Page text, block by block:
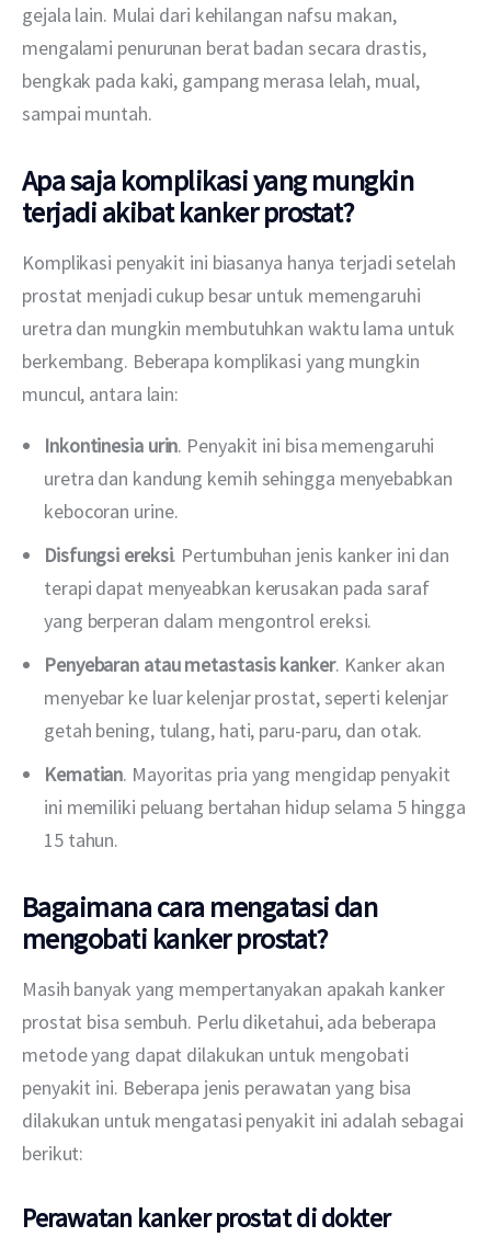
gejala lain. Mulai dari kehilangan nafsu makan,
mengalami penurunan berat badan secara drastis,
bengkak pada kaki, gampang merasa lelah, mual,
sampai muntah.
Apa saja komplikasi yang mungkin
terjadi akibat kanker prostat?
Komplikasi penyakit ini biasanya hanya terjadi setelah
prostat menjadi cukup besar untuk memengaruhi
uretra dan mungkin membutuhkan waktu lama untuk
berkembang. Beberapa komplikasi yang mungkin
muncul, antara lain:
Inkontinesia urin. Penyakit ini bisa memengaruhi
uretra dan kandung kemih sehingga menyebabkan
kebocoran urine.
Disfungsi ereksi. Pertumbuhan jenis kanker ini dan
terapi dapat menyeabkan kerusakan pada saraf
yang berperan dalam mengontrol ereksi.
Penyebaran atau metastasis kanker. Kanker akan
menyebar ke luar kelenjar prostat, seperti kelenjar
getah bening, tulang, hati, paru-paru, dan otak.
Kematian. Mayoritas pria yang mengidap penyakit
ini memiliki peluang bertahan hidup selama 5 hingga
15 tahun.
Bagaimana cara mengatasi dan
mengobati kanker prostat?
Masih banyak yang mempertanyakan apakah kanker
prostat bisa sembuh. Perlu diketahui, ada beberapa
metode yang dapat dilakukan untuk mengobati
penyakit ini. Beberapa jenis perawatan yang bisa
dilakukan untuk mengatasi penyakit ini adalah sebagai
berikut:
Perawatan kanker prostat di dokter